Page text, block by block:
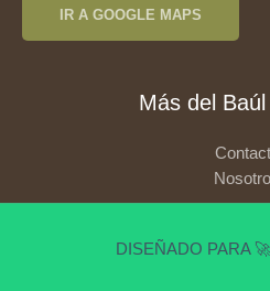
IR A GOOGLE MAPS
Más del
DISEÑADO PARA